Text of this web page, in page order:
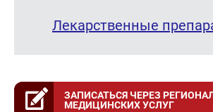
Лекарственные
ЗАПИСАТЬСЯ ЧЕРЕЗ
МЕДИЦИНСКИХ УСЛУГ